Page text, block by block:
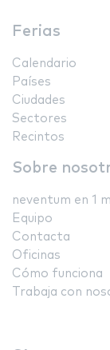
Ferias
Calendario
Países
Ciudades
Sectores
Recintos
Sobre
neventum en 1
Equipo
Contacta
Oficinas
Cómo funciona
Trabaja con